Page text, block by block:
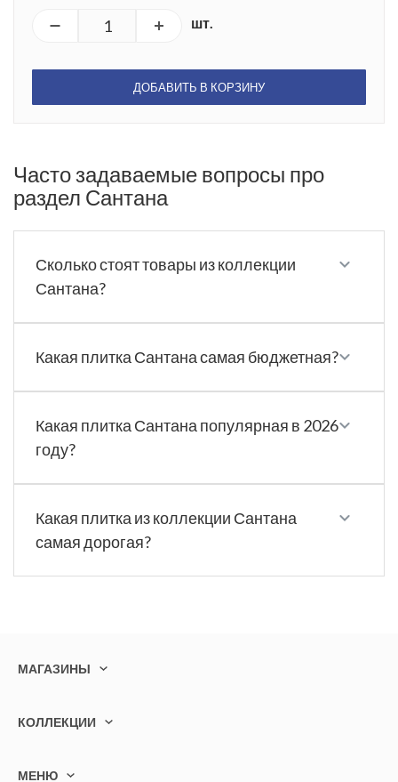
шт.
ДОБАВИТЬ В КОРЗИНУ
Часто задаваемые вопросы про
раздел Сантана
Сколько стоят товары из коллекции
Сантана?
Какая плитка Сантана самая бюджетная?
Какая плитка Сантана популярная в 2026
году?
Какая плитка из коллекции Сантана
самая дорогая?
МАГАЗИНЫ
КОЛЛЕКЦИИ
МЕНЮ